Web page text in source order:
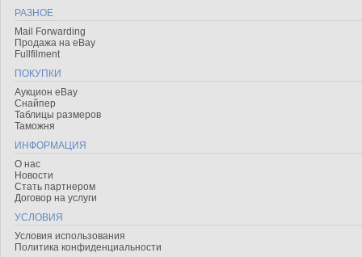
РАЗНОЕ
Mail Forwarding
Продажа на eBay
Fullfilment
ПОКУПКИ
Аукцион eBay
Снайпер
Таблицы размеров
Таможня
ИНФОРМАЦИЯ
О нас
Новости
Стать партнером
Договор на услуги
УСЛОВИЯ
Условия использования
Политика конфиденциальности